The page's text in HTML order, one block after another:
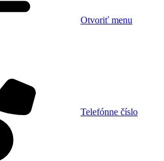
Otvoriť menu
Telefónne číslo